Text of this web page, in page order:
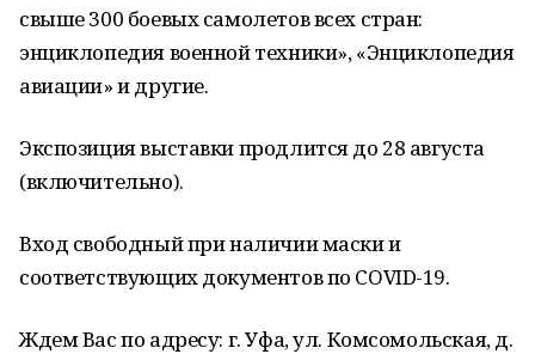
свыше 300 боевых самолетов всех стран:
энциклопедия военной техники», «Энциклопедия
авиации» и другие.
Экспозиция выставки продлится до 28 августа
(включительно).
Вход свободный при наличии маски и
соответствующих документов по COVID-19.
Ждем Вас по адресу: г. Уфа, ул. Комсомольская, д.